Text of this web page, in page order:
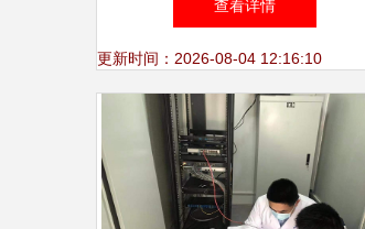
设
查看详情
更新时间：2026-08-04 12:16:10